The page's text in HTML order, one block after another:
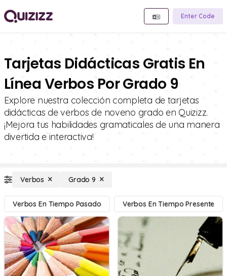
Enter Code
Tarjetas Didácticas Gratis En
Línea Verbos Por Grado 9
Explore nuestra colección completa de tarjetas
didácticas de verbos de noveno grado en Quizizz.
¡Mejora tus habilidades gramaticales de una manera
divertida e interactiva!
Verbos Grado 9
Verbos En Tiempo Pasado Verbos En Tiempo Presente